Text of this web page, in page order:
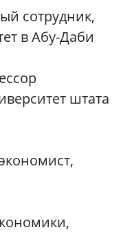
сотрудник,
в Абу-Даби
штата